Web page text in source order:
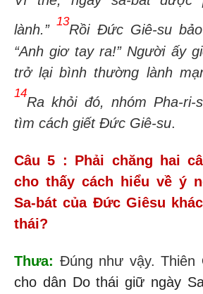
lành.”
13
Rồi Đức Giê-su
“Anh giơ tay ra!” Người ấy
trở lại bình thường lành
14
Ra khỏi đó, nhóm Pha-ri-
tìm cách giết Đức Giê-su.
Câu 5 : Phải chăng hai
cho thấy cách hiểu về ý
Sa-bát của Đức Giêsu
thái?
Thưa: Đúng như vậy. Thiên
cho dân Do thái giữ ngày